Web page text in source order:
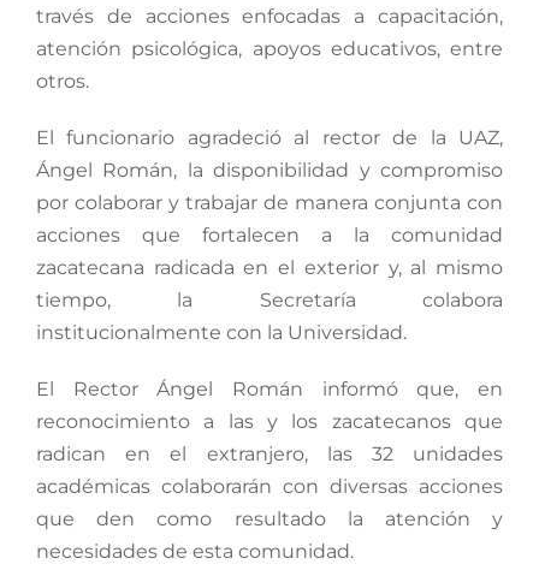
través de acciones enfocadas a capacitación,
atención psicológica, apoyos educativos, entre
otros.
El funcionario agradeció al rector de la UAZ,
Ángel Román, la disponibilidad y compromiso
por colaborar y trabajar de manera conjunta con
acciones que fortalecen a la comunidad
zacatecana radicada en el exterior y, al mismo
tiempo, la Secretaría colabora
institucionalmente con la Universidad.
El Rector Ángel Román informó que, en
reconocimiento a las y los zacatecanos que
radican en el extranjero, las 32 unidades
académicas colaborarán con diversas acciones
que den como resultado la atención y
necesidades de esta comunidad.